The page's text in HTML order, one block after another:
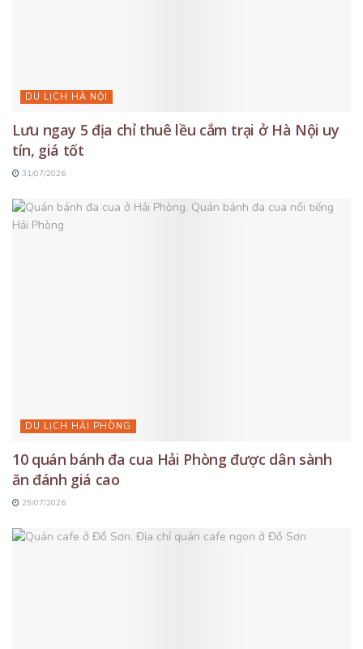
DU LỊCH HÀ NỘI
Lưu ngay 5 địa chỉ thuê lều cắm trại ở Hà Nội uy
tín, giá tốt
31/07/2026
DU LỊCH HẢI PHÒNG
10 quán bánh đa cua Hải Phòng được dân sành
ăn đánh giá cao
29/07/2026